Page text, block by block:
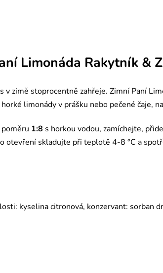
Limonáda Rakytník &
v zimě stoprocentně zahřeje. Zimní Paní
limonády v prášku nebo pečené čaje,
1:8 s horkou vodou, zamíchejte,
otevření skladujte při teplotě 4-8 °C a
kyselina citronová, konzervant: sorban